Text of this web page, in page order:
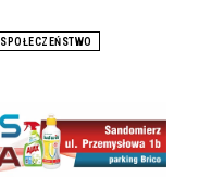
SPOŁECZEŃSTWO